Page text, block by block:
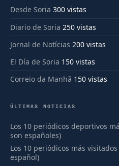
Desde Soria 300 vistas
Diario de Soria 250 vistas
Jornal de Notícias 200 vistas
El Día de Soria 150 vistas
Correio da Manhã 150 vistas
ÚLTIMAS NOTICIAS
Los 10 periódicos deportivos
son españoles)
Los 10 periódicos más
español)